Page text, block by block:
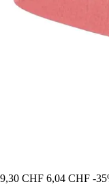
9,30 CHF 6,04 CHF -